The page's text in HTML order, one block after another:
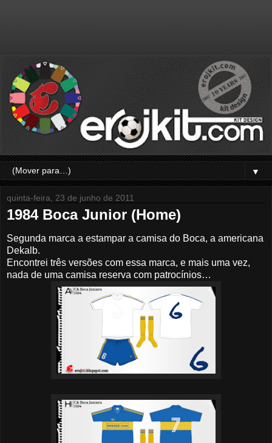
▼
quinta-feira, 23 de junho de 2011
1984 Boca Junior (Home)
Segunda marca a estampar a camisa do Boca, a americana
Dekalb.
Encontrei três versões com essa marca, e mais uma vez,
nada de uma camisa reserva com patrocínios…